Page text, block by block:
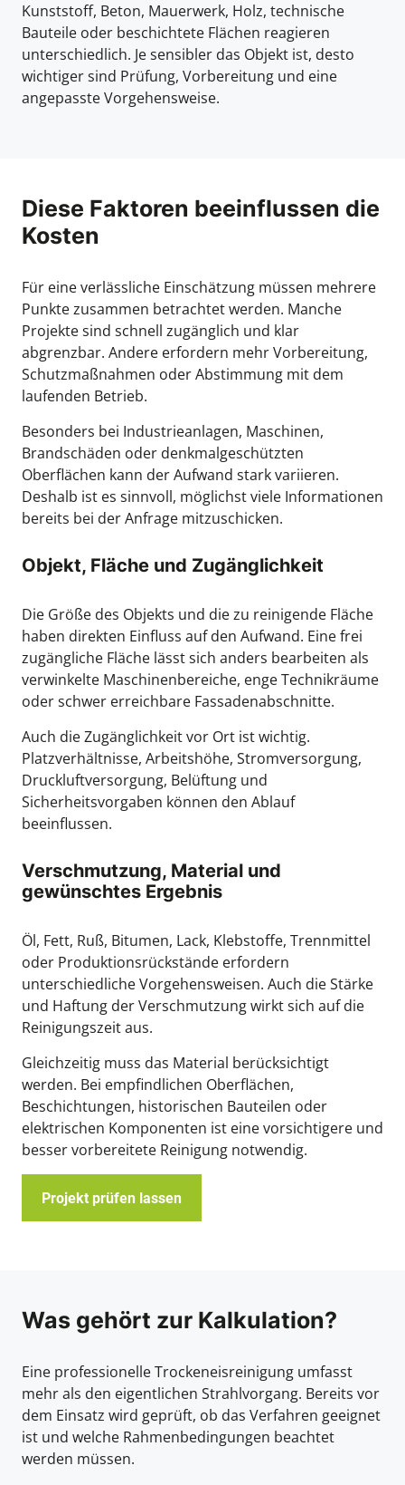
Kunststoff, Beton, Mauerwerk, Holz, technische
Bauteile oder beschichtete Flächen reagieren
unterschiedlich. Je sensibler das Objekt ist, desto
wichtiger sind Prüfung, Vorbereitung und eine
angepasste Vorgehensweise.
Diese Faktoren beeinflussen die
Kosten
Für eine verlässliche Einschätzung müssen mehrere
Punkte zusammen betrachtet werden. Manche
Projekte sind schnell zugänglich und klar
abgrenzbar. Andere erfordern mehr Vorbereitung,
Schutzmaßnahmen oder Abstimmung mit dem
laufenden Betrieb.
Besonders bei Industrieanlagen, Maschinen,
Brandschäden oder denkmalgeschützten
Oberflächen kann der Aufwand stark variieren.
Deshalb ist es sinnvoll, möglichst viele Informationen
bereits bei der Anfrage mitzuschicken.
Objekt, Fläche und Zugänglichkeit
Die Größe des Objekts und die zu reinigende Fläche
haben direkten Einfluss auf den Aufwand. Eine frei
zugängliche Fläche lässt sich anders bearbeiten als
verwinkelte Maschinenbereiche, enge Technikräume
oder schwer erreichbare Fassadenabschnitte.
Auch die Zugänglichkeit vor Ort ist wichtig.
Platzverhältnisse, Arbeitshöhe, Stromversorgung,
Druckluftversorgung, Belüftung und
Sicherheitsvorgaben können den Ablauf
beeinflussen.
Verschmutzung, Material und
gewünschtes Ergebnis
Öl, Fett, Ruß, Bitumen, Lack, Klebstoffe, Trennmittel
oder Produktionsrückstände erfordern
unterschiedliche Vorgehensweisen. Auch die Stärke
und Haftung der Verschmutzung wirkt sich auf die
Reinigungszeit aus.
Gleichzeitig muss das Material berücksichtigt
werden. Bei empfindlichen Oberflächen,
Beschichtungen, historischen Bauteilen oder
elektrischen Komponenten ist eine vorsichtigere und
besser vorbereitete Reinigung notwendig.
Projekt prüfen lassen
Was gehört zur Kalkulation?
Eine professionelle Trockeneisreinigung umfasst
mehr als den eigentlichen Strahlvorgang. Bereits vor
dem Einsatz wird geprüft, ob das Verfahren geeignet
ist und welche Rahmenbedingungen beachtet
werden müssen.